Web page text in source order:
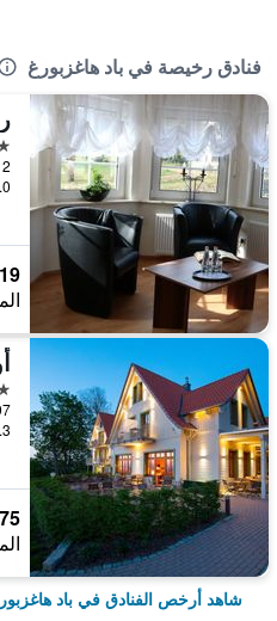
فنادق رخيصة في باد هاغزبورغ
3 نجوم
1.0
4 نجوم
1.3
شاهد أرخص الفنادق في باد